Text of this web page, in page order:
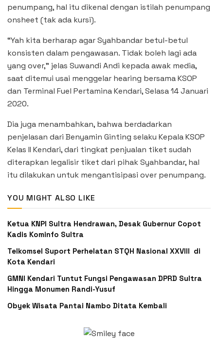
penumpang, hal itu dikenal dengan istilah penumpang
onsheet (tak ada kursi).
“Yah kita berharap agar Syahbandar betul-betul
konsisten dalam pengawasan. Tidak boleh lagi ada
yang over,” jelas Suwandi Andi kepada awak media,
saat ditemui usai menggelar hearing bersama KSOP
dan Terminal Fuel Pertamina Kendari, Selasa 14 Januari
2020.
Dia juga menambahkan, bahwa berdadarkan
penjelasan dari Benyamin Ginting selaku Kepala KSOP
Kelas II Kendari, dari tingkat penjualan tiket sudah
diterapkan legalisir tiket dari pihak Syahbandar, hal
itu dilakukan untuk mengantisipasi over penumpang.
YOU MIGHT ALSO LIKE
Ketua KNPI Sultra Hendrawan, Desak Gubernur Copot
Kadis Kominfo Sultra
Telkomsel Suport Perhelatan STQH Nasional XXVIII di
Kota Kendari
GMNI Kendari Tuntut Fungsi Pengawasan DPRD Sultra
Hingga Monumen Randi-Yusuf ‎
Obyek Wisata Pantai Nambo Ditata Kembali